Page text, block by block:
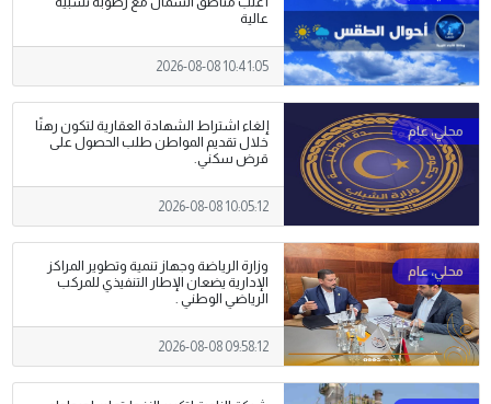
عالية
2026-08-08 10:41:05
إلغاء اشتراط الشهادة العقارية لتكون رهنًا
خلال تقديم المواطن طلب الحصول على
قرض سكني.
2026-08-08 10:05:12
وزارة الرياضة وجهاز تنمية وتطوير المراكز
الإدارية يضعان الإطار التنفيذي للمركب
الرياضي الوطني .
2026-08-08 09:58:12